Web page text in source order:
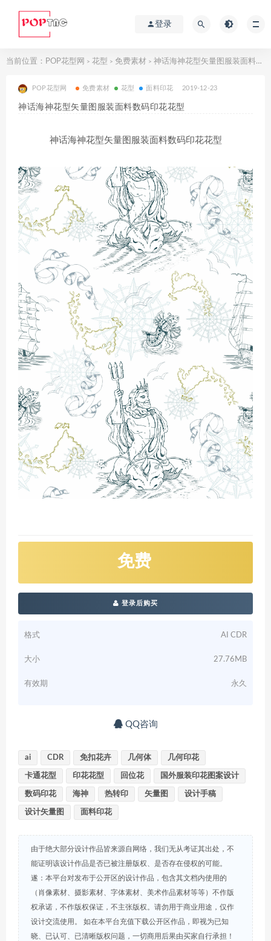
登录
当前位置： POP花型网 > 花型 > 免费素材 > 神话海神花型矢量图服装面料数码印花花型
POP花型网 免费素材 花型 面料印花 2019-12-23
神话海神花型矢量图服装面料数码印花花型
神话海神花型矢量图服装面料数码印花花型
免费
登录后购买
格式 AI CDR
大小 27.76MB
有效期 永久
QQ咨询
ai CDR 免扣花卉 几何体 几何印花
卡通花型 印花花型 回位花 国外服装印花图案设计
数码印花 海神 热转印 矢量图 设计手稿
设计矢量图 面料印花
由于绝大部分设计作品皆来源自网络，我们无从考证其出处，不
能证明该设计作品是否已被注册版权、是否存在侵权的可能。
遂：本平台对发布于公开区的设计作品，包含其文档内使用的
（肖像素材、摄影素材、字体素材、美术作品素材等等）不作版
权承诺，不作版权保证，不主张版权。请勿用于商业用途，仅作
设计交流使用。 如在本平台充值下载公开区作品，即视为已知
晓、已认可、已清晰版权问题，一切商用后果由买家自行承担！